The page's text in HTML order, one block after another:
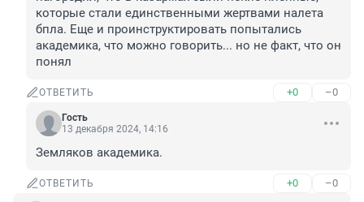
которые стали единственными жертвами налета
бпла. Еще и проинструктировать попытались
академика, что можно говорить... но не факт, что он
понял
ОТВЕТИТЬ +0 –0
Гость
13 декабря 2024, 14:16
Земляков академика.
ОТВЕТИТЬ +0 –0